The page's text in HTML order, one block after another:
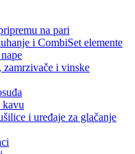
na pari
i CombiSet elemente
zamrzivače i vinske
kavu
i uređaje za glačanje